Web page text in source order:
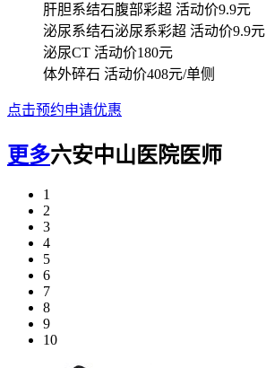
肝胆系结石腹部彩超 活动价9.9元
泌尿系结石泌尿系彩超 活动价9.9元
泌尿CT 活动价180元
体外碎石 活动价408元/单侧
点击预约申请优惠
更多六安中山医院医师
1
2
3
4
5
6
7
8
9
10